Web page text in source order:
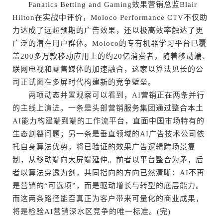
Fanatics Betting and Gaming效果营销总监Blair
Hilton在实战中评价，Moloco Performance CTV不仅助
力达成了远超预期的广告效果，还以极高效率触达了更
广泛的潜在用户群体。Moloco的专有机器学习平台已覆
盖200多万款移动应用上的约20亿消费者，随着移动端、
联网电视和零售媒体的加速融合，这家以算法见长的公
司正试图在多屏时代构建新的竞争壁垒。
两项动态并置观察可以看到，AI营销正在两条并行
的主线上演进。一条是头部营销服务集团通过整合本土
AI能力构建端到端的工作流平台，直面中国市场特有的
生态割裂问题；另一条是垂直领域的AI广告技术公司依
托自身算法优势，将已验证的效果广告逻辑跨场景复
制，从移动端向大屏端延伸。前者以平台整合为矛，后
者以算法穿透为剑，共同指向的方向已然清晰：AI不再
是营销的“可选项”，而是驱动增长与转型的底层能力。
而这两条路径能否真正为客户带来可量化的商业成果，
将是检验AI营销深水区竞争的唯一标准。(完)